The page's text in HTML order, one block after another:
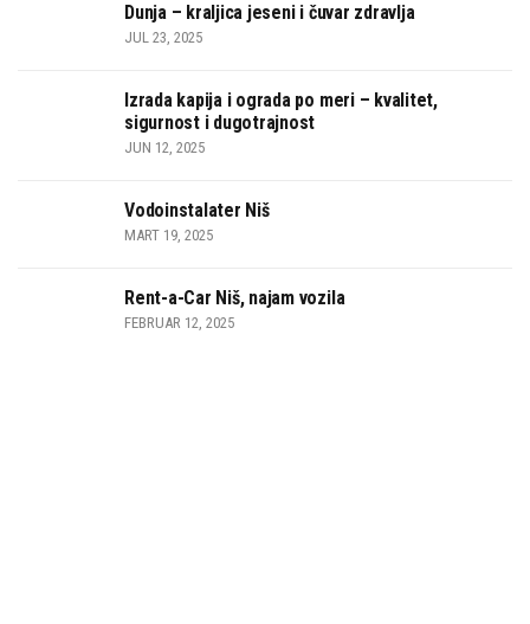
Dunja – kraljica jeseni i čuvar zdravlja
JUL 23, 2025
Izrada kapija i ograda po meri – kvalitet,
sigurnost i dugotrajnost
JUN 12, 2025
Vodoinstalater Niš
MART 19, 2025
Rent-a-Car Niš, najam vozila
FEBRUAR 12, 2025